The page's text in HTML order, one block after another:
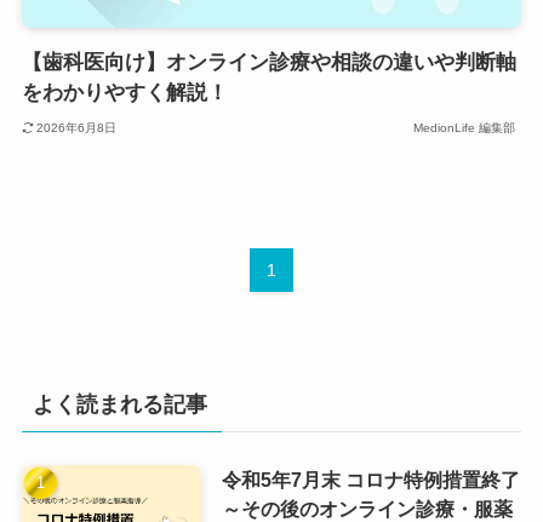
【歯科医向け】オンライン診療や相談の違いや判断軸
をわかりやすく解説！
2026年6月8日 MedionLife 編集部
1
よく読まれる記事
令和5年7月末 コロナ特例措置終了
～その後のオンライン診療・服薬